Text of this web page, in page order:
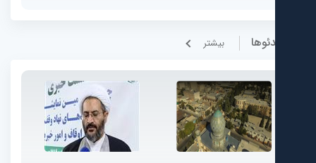
بيشتر